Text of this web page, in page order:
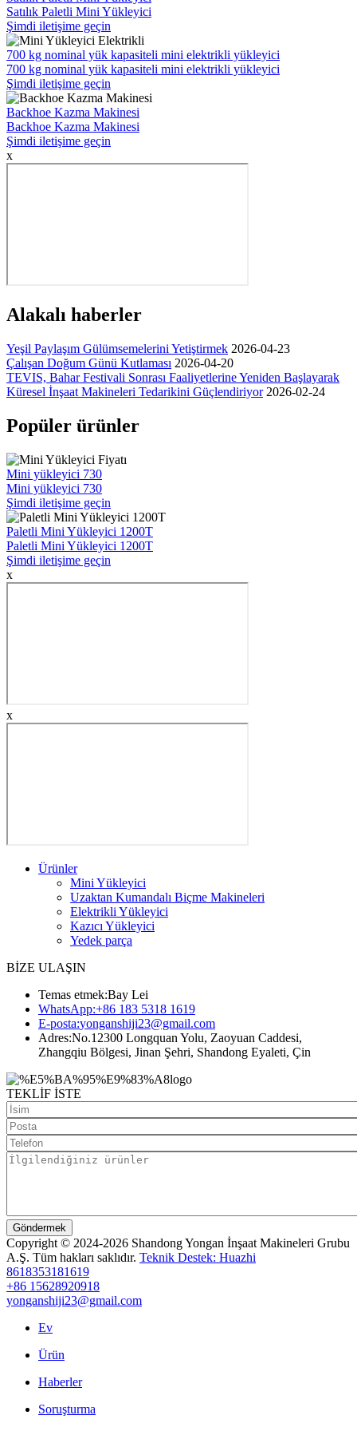
Satılık Paletli Mini Yükleyici
Şimdi iletişime geçin
700 kg nominal yük kapasiteli mini elektrikli yükleyici
700 kg nominal yük kapasiteli mini elektrikli yükleyici
Şimdi iletişime geçin
Backhoe Kazma Makinesi
Backhoe Kazma Makinesi
Şimdi iletişime geçin
x
Alakalı haberler
Yeşil Paylaşım Gülümsemelerini Yetiştirmek 2026-04-23
Çalışan Doğum Günü Kutlaması 2026-04-20
TEVIS, Bahar Festivali Sonrası Faaliyetlerine Yeniden Başlayarak
Küresel İnşaat Makineleri Tedarikini Güçlendiriyor 2026-02-24
Popüler ürünler
Mini yükleyici 730
Mini yükleyici 730
Şimdi iletişime geçin
Paletli Mini Yükleyici 1200T
Paletli Mini Yükleyici 1200T
Şimdi iletişime geçin
x
x
Ürünler
Mini Yükleyici
Uzaktan Kumandalı Biçme Makineleri
Elektrikli Yükleyici
Kazıcı Yükleyici
Yedek parça
BİZE ULAŞIN
Temas etmek:Bay Lei
WhatsApp:+86 183 5318 1619
E-posta:yonganshiji23@gmail.com
Adres:No.12300 Longquan Yolu, Zaoyuan Caddesi,
Zhangqiu Bölgesi, Jinan Şehri, Shandong Eyaleti, Çin
TEKLİF İSTE
Göndermek
Copyright © 2024-2026 Shandong Yongan İnşaat Makineleri Grubu
A.Ş. Tüm hakları saklıdır. Teknik Destek: Huazhi
8618353181619
+86 15628920918
yonganshiji23@gmail.com
Ev
Ürün
Haberler
Soruşturma